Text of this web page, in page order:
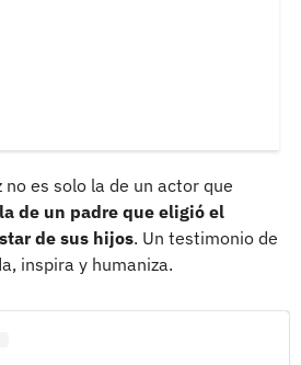
es solo la de un actor que
de un padre que eligió el
de sus hijos. Un testimonio de
inspira y humaniza.